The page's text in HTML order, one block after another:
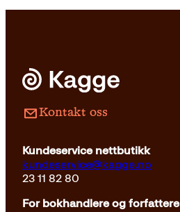
Kontakt oss
Kundeservice nettbutikk
kundeservice@kagge.no
23 11 82 80
For bokhandlere og forfattere